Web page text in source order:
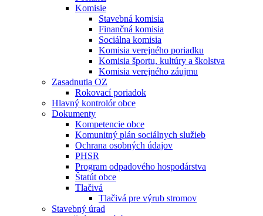
Komisie
Stavebná komisia
Finančná komisia
Sociálna komisia
Komisia verejného poriadku
Komisia športu, kultúry a školstva
Komisia verejného záujmu
Zasadnutia OZ
Rokovací poriadok
Hlavný kontrolór obce
Dokumenty
Kompetencie obce
Komunitný plán sociálnych služieb
Ochrana osobných údajov
PHSR
Program odpadového hospodárstva
Štatút obce
Tlačivá
Tlačivá pre výrub stromov
Stavebný úrad